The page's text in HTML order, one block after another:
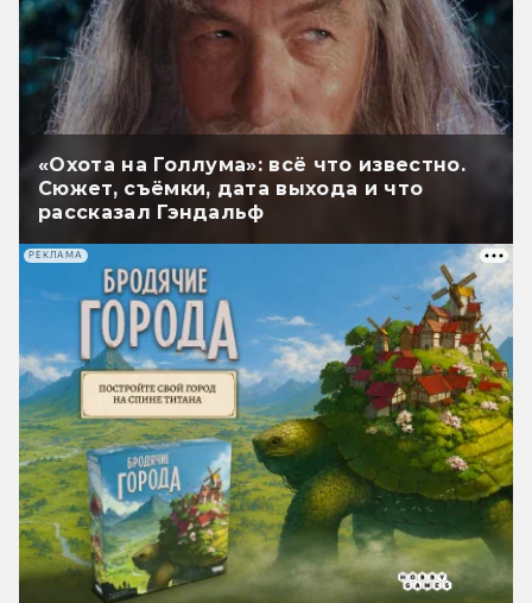
«Охота на Голлума»: всё что известно.
Сюжет, съёмки, дата выхода и что
рассказал Гэндальф
РЕКЛАМА